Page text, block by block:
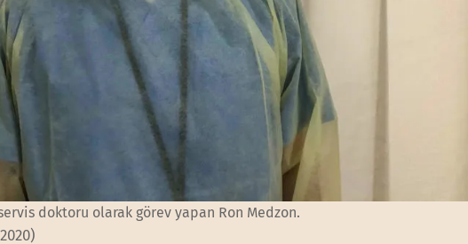
doktoru olarak görev yapan Ron Medzon.